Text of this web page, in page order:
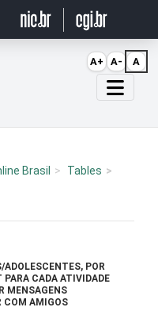
Brasil Tables
ADOLESCENTES, POR
PARA CADA ATIVIDADE
MENSAGENS
COM AMIGOS
A+ A- A